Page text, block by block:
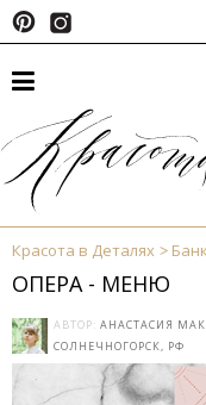
Красота в Деталях
ОПЕРА - МЕНЮ
АВТОР: АНАСТАСИЯ
СОЛНЕЧНОГОРСК, РФ